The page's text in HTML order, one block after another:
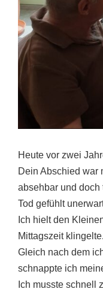
Heute vor zwei
Dein Abschied war
absehbar und doch
Tod gefühlt
Ich hielt den
Mittagszeit klingelte.
Gleich nach dem
schnappte ich
Ich musste schnell